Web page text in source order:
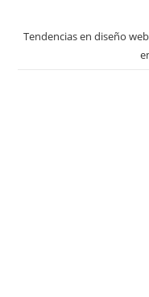
Tendencias en diseño